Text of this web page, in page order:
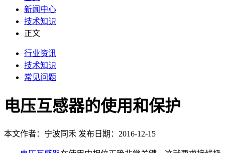
新闻中心
技术知识
正文
行业资讯
技术知识
常见问题
电压互感器的使用和保护
本文作者：宁波同禾 发布日期：2016-12-15